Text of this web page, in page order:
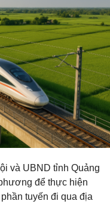
và UBND tỉnh Quảng
để thực hiện
tuyến đi qua địa